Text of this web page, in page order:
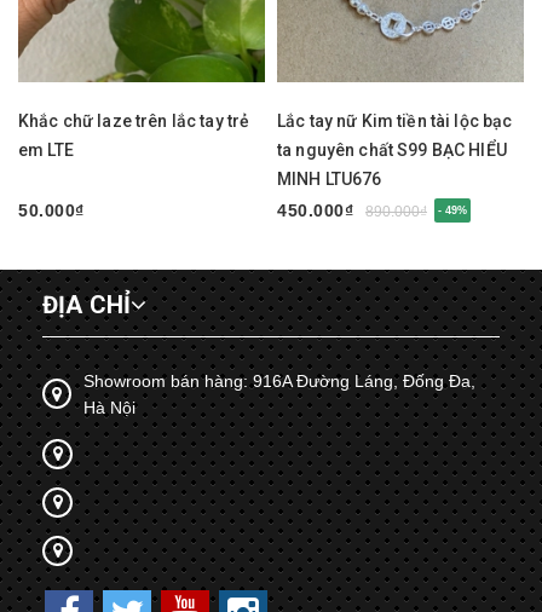
Khắc chữ laze trên lắc tay trẻ
em LTE
50.000₫
Lắc tay nữ Kim tiền tài lộc bạc
ta nguyên chất S99 BẠC HIỂU
MINH LTU676
450.000₫
890.000₫ - 49%
ĐỊA CHỈ
Showroom bán hàng: 916A Đường Láng, Đống Đa,
Hà Nội